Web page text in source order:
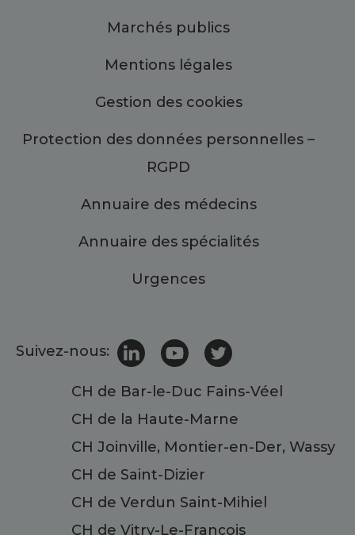
Marchés publics
Mentions légales
Gestion des cookies
Protection des données personnelles –
RGPD
Annuaire des médecins
Annuaire des spécialités
Urgences
Suivez-nous:
CH de Bar-le-Duc Fains-Véel
CH de la Haute-Marne
CH Joinville, Montier-en-Der, Wassy
CH de Saint-Dizier
CH de Verdun Saint-Mihiel
CH de Vitry-Le-François